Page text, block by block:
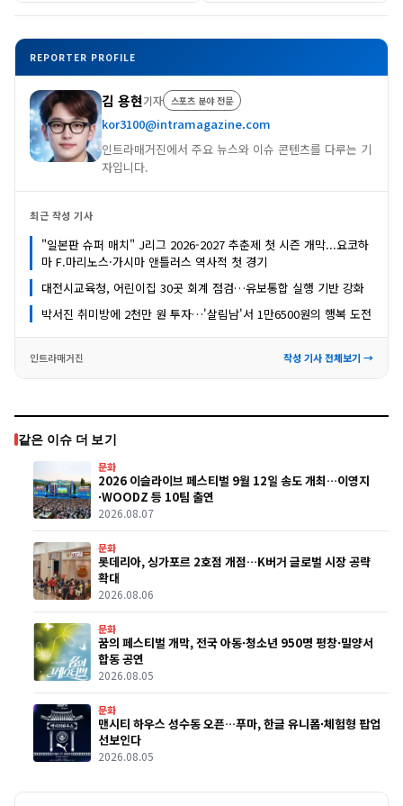
REPORTER PROFILE
김 용현기자 스포츠 분야 전문
kor3100@intramagazine.com
인트라매거진에서 주요 뉴스와 이슈 콘텐츠를 다루는 기
자입니다.
최근 작성 기사
"일본판 슈퍼 매치" J리그 2026-2027 추춘제 첫 시즌 개막...요코하
마 F.마리노스·가시마 앤틀러스 역사적 첫 경기
대전시교육청, 어린이집 30곳 회계 점검…유보통합 실행 기반 강화
박서진 취미방에 2천만 원 투자…'살림남'서 1만6500원의 행복 도전
인트라매거진 작성 기사 전체보기 →
같은 이슈 더 보기
문화
2026 이슬라이브 페스티벌 9월 12일 송도 개최…이영지
·WOODZ 등 10팀 출연
2026.08.07
문화
롯데리아, 싱가포르 2호점 개점…K버거 글로벌 시장 공략
확대
2026.08.06
문화
꿈의 페스티벌 개막, 전국 아동·청소년 950명 평창·밀양서
합동 공연
2026.08.05
문화
맨시티 하우스 성수동 오픈…푸마, 한글 유니폼·체험형 팝업
선보인다
2026.08.05